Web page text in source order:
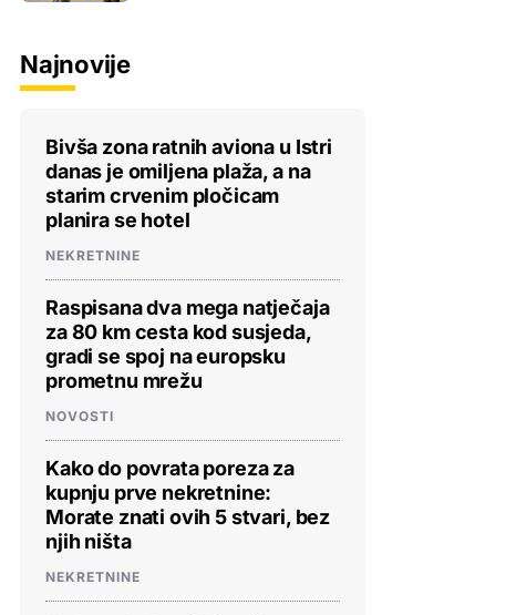
Znanstveni muzej Hainan | foto:
Najnovije
Bivša zona ratnih aviona u Istri
danas je omiljena plaža, a na
starim crvenim pločicam
planira se hotel
NEKRETNINE
Raspisana dva mega natječaja
za 80 km cesta kod susjeda,
gradi se spoj na europsku
prometnu mrežu
NOVOSTI
Kako do povrata poreza za
kupnju prve nekretnine:
Morate znati ovih 5 stvari, bez
njih ništa
NEKRETNINE